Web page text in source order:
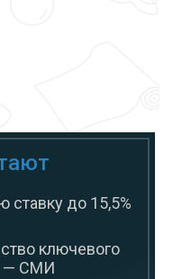
ставку до 15,5%
ключевого
— СМИ